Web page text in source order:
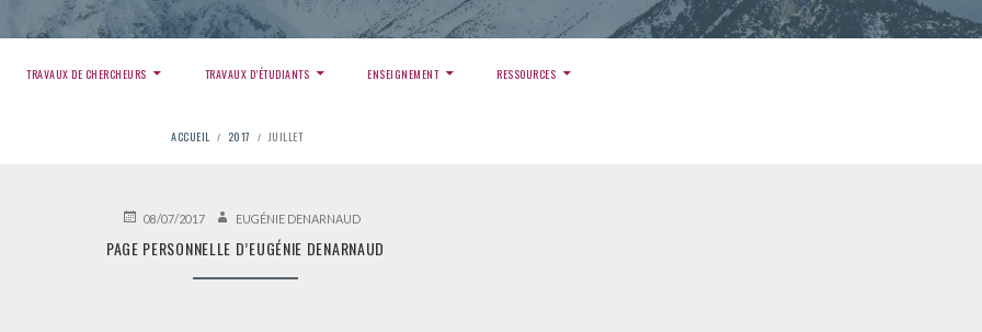
TRAVAUX DE CHERCHEURS TRAVAUX D’ÉTUDIANTS ENSEIGNEMENT RESSOURCES
ACCUEIL 2017 JUILLET
PUBLIÉ08/07/2017 AUTEUREUGÉNIE DENARNAUD
PAGE PERSONNELLE D’EUGÉNIE DENARNAUD